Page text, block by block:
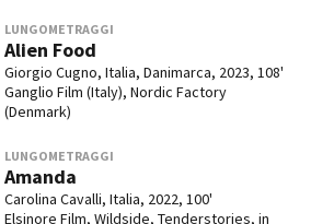
LUNGOMETRAGGI
Alien Food
Giorgio Cugno, Italia, Danimarca, 2023, 108'
Ganglio Film (Italy), Nordic Factory
(Denmark)
LUNGOMETRAGGI
Amanda
Carolina Cavalli, Italia, 2022, 100'
Elsinore Film, Wildside, Tenderstories, in